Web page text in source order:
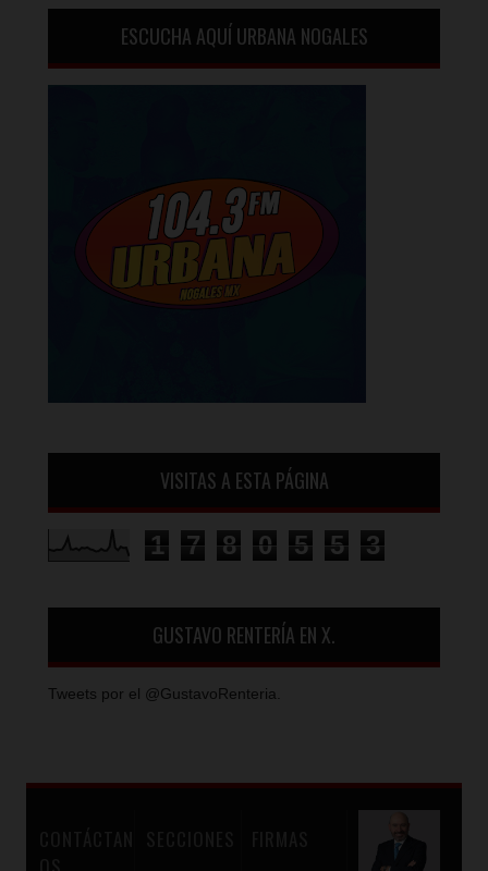
ESCUCHA AQUÍ URBANA NOGALES
VISITAS A ESTA PÁGINA
1 7 8 0 5 5 3
GUSTAVO RENTERÍA EN X.
Tweets por el @GustavoRenteria.